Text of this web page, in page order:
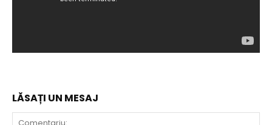
LĂSAȚI UN MESAJ